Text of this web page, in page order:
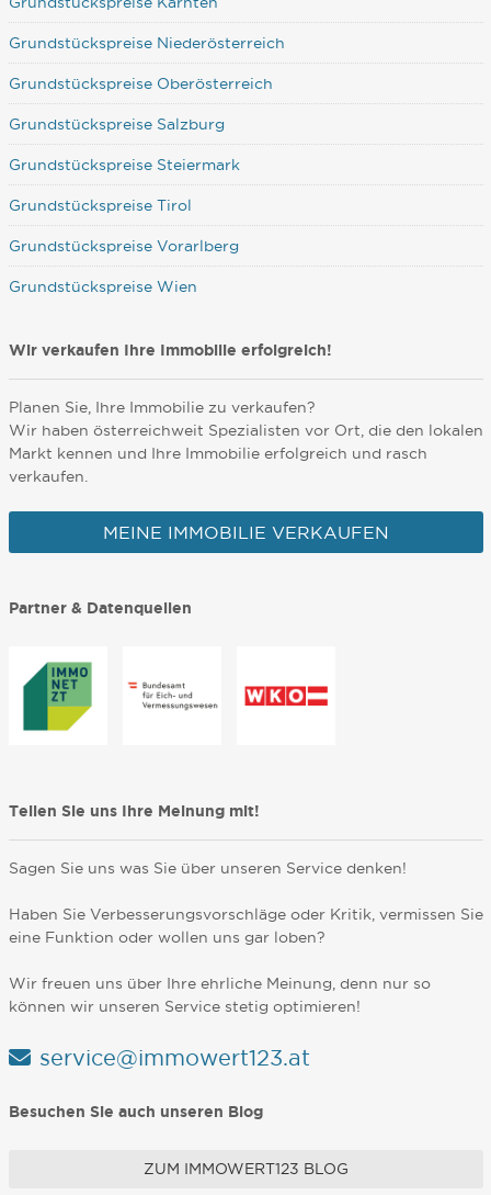
Grundstückspreise Niederösterreich
Grundstückspreise Oberösterreich
Grundstückspreise Salzburg
Grundstückspreise Steiermark
Grundstückspreise Tirol
Grundstückspreise Vorarlberg
Grundstückspreise Wien
Wir verkaufen Ihre Immobilie erfolgreich!
Planen Sie, Ihre Immobilie zu verkaufen?
Wir haben österreichweit Spezialisten vor Ort, die den lokalen
Markt kennen und Ihre Immobilie erfolgreich und rasch
verkaufen.
MEINE IMMOBILIE VERKAUFEN
Partner & Datenquellen
Teilen Sie uns Ihre Meinung mit!
Sagen Sie uns was Sie über unseren Service denken!
Haben Sie Verbesserungsvorschläge oder Kritik, vermissen Sie
eine Funktion oder wollen uns gar loben?
Wir freuen uns über Ihre ehrliche Meinung, denn nur so
können wir unseren Service stetig optimieren!
service@immowert123.at
Besuchen Sie auch unseren Blog
ZUM IMMOWERT123 BLOG